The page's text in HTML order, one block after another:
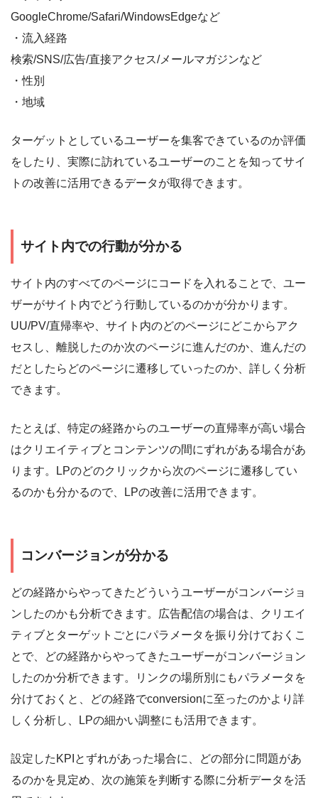
GoogleChrome/Safari/WindowsEdgeなど
・流入経路
検索/SNS/広告/直接アクセス/メールマガジンなど
・性別
・地域
ターゲットとしているユーザーを集客できているのか評価
をしたり、実際に訪れているユーザーのことを知ってサイ
トの改善に活用できるデータが取得できます。
サイト内での行動が分かる
サイト内のすべてのページにコードを入れることで、ユー
ザーがサイト内でどう行動しているのかが分かります。
UU/PV/直帰率や、サイト内のどのページにどこからアク
セスし、離脱したのか次のページに進んだのか、進んだの
だとしたらどのページに遷移していったのか、詳しく分析
できます。
たとえば、特定の経路からのユーザーの直帰率が高い場合
はクリエイティブとコンテンツの間にずれがある場合があ
ります。LPのどのクリックから次のページに遷移してい
るのかも分かるので、LPの改善に活用できます。
コンバージョンが分かる
どの経路からやってきたどういうユーザーがコンバージョ
ンしたのかも分析できます。広告配信の場合は、クリエイ
ティブとターゲットごとにパラメータを振り分けておくこ
とで、どの経路からやってきたユーザーがコンバージョン
したのか分析できます。リンクの場所別にもパラメータを
分けておくと、どの経路でconversionに至ったのかより詳
しく分析し、LPの細かい調整にも活用できます。
設定したKPIとずれがあった場合に、どの部分に問題があ
るのかを見定め、次の施策を判断する際に分析データを活